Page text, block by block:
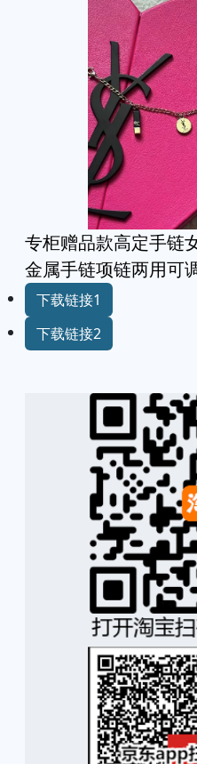
专柜赠品款高定手链
金属手链项链两用可
下载链接1
下载链接2